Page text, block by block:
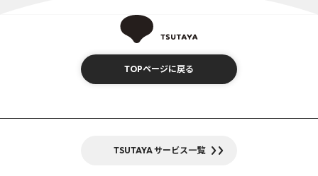
TOPページに戻る
TSUTAYA サービス一覧